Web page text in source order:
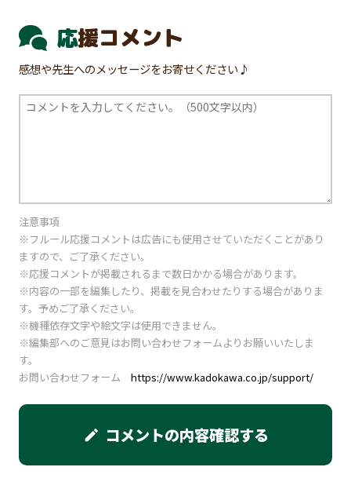
応援コメント
感想や先生へのメッセージをお寄せください♪
注意事項
※フルール応援コメントは広告にも使用させていただくことがあり
ますので、ご了承ください。
※応援コメントが掲載されるまで数日かかる場合があります。
※内容の一部を編集したり、掲載を見合わせたりする場合がありま
す。予めご了承ください。
※機種依存文字や絵文字は使用できません。
※編集部へのご意見はお問い合わせフォームよりお願いいたしま
す。
お問い合わせフォーム https://www.kadokawa.co.jp/support/
edit コメントの内容確認する